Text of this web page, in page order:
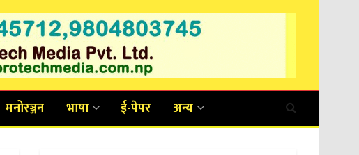
मनोरञ्जन भाषा ई-पेपर अन्य